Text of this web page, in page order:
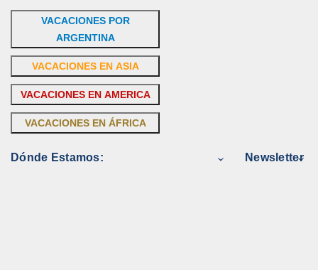
VACACIONES POR
ARGENTINA
VACACIONES EN ASIA
VACACIONES EN AMERICA
VACACIONES EN ÁFRICA
Dónde Estamos: Newsletter